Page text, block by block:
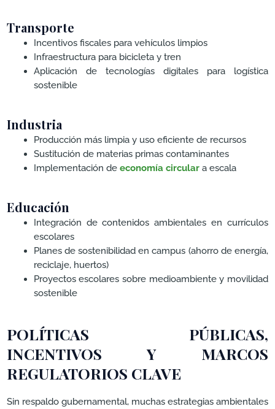
Transporte
Incentivos fiscales para vehículos limpios
Infraestructura para bicicleta y tren
Aplicación de tecnologías digitales para logística
sostenible
Industria
Producción más limpia y uso eficiente de recursos
Sustitución de materias primas contaminantes
Implementación de economía circulara escala
Educación
Integración de contenidos ambientales en currículos
escolares
Planes de sostenibilidad en campus (ahorro de energía,
reciclaje, huertos)
Proyectos escolares sobre medioambiente y movilidad
sostenible
POLÍTICAS PÚBLICAS,
INCENTIVOS Y MARCOS
REGULATORIOS CLAVE
Sin respaldo gubernamental, muchas estrategias ambientales